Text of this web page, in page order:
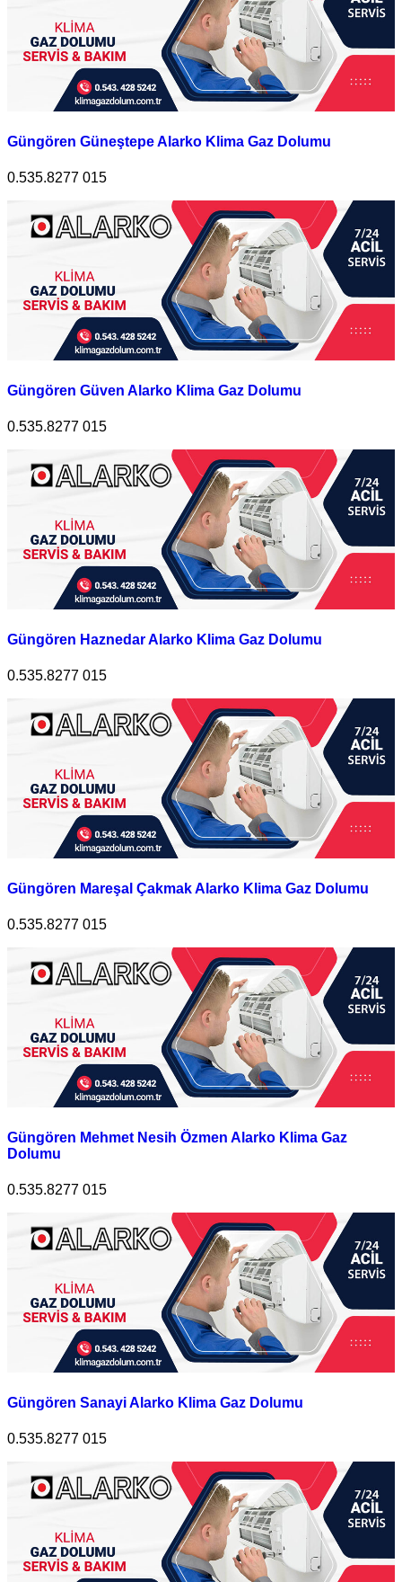
Güngören Güneştepe Alarko Klima Gaz Dolumu
0.535.8277 015
Güngören Güven Alarko Klima Gaz Dolumu
0.535.8277 015
Güngören Haznedar Alarko Klima Gaz Dolumu
0.535.8277 015
Güngören Mareşal Çakmak Alarko Klima Gaz Dolumu
0.535.8277 015
Güngören Mehmet Nesih Özmen Alarko Klima Gaz
Dolumu
0.535.8277 015
Güngören Sanayi Alarko Klima Gaz Dolumu
0.535.8277 015